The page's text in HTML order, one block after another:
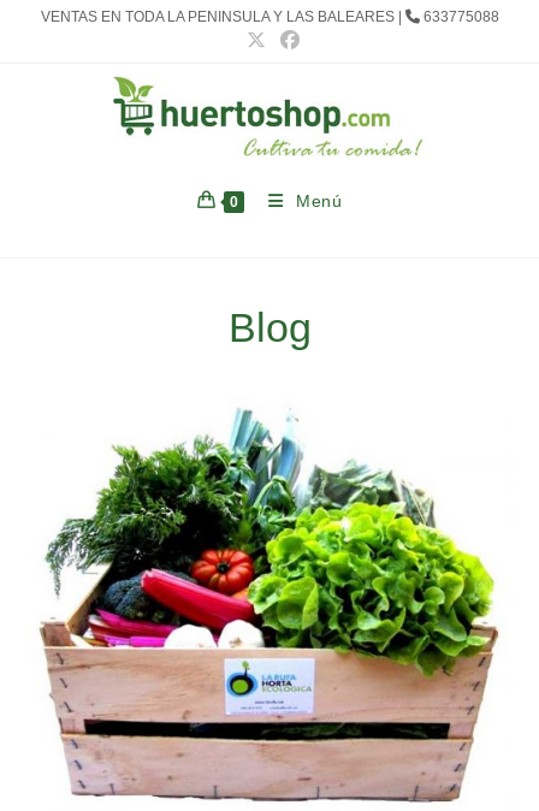
VENTAS EN TODA LA PENINSULA Y LAS BALEARES | 633775088
0 Menú
Blog